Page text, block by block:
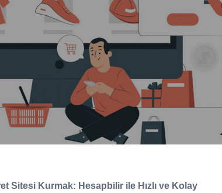
Sitesi Kurmak: Hesapbilir ile Hızlı ve Kolay